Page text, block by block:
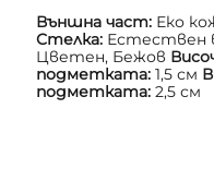
Външна част: Еко
Стелка: Естествен
Цветен, Бежов
подметката: 1,5 см
подметката: 2,5 см